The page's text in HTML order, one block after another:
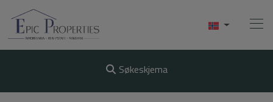
Søkeskjema